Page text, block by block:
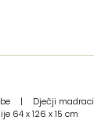
| Dječji madraci
64 x 126 x 15 cm